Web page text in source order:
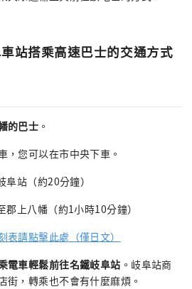
跳舞。 近年來，在翻新的
。 出售並重新製作從郡上八幡的古
驗，歡迎前來參觀！
站搭乘高速巴士的交通方式
的巴士 。
，您可以在市中央下車。
站（約20分鐘）
上八幡（約1小時10分鐘）
請點擊此處（僅日文）
電車輕鬆前往名鐵岐阜站 。岐阜站商
街，轉乘也不會有什麼麻煩。